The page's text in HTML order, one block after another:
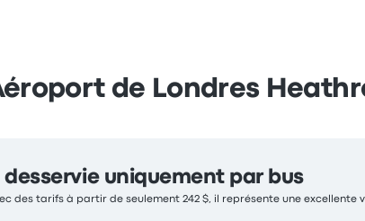
de Londres
uniquement par bus
des tarifs à partir de seulement 242 $, il représente une excellente